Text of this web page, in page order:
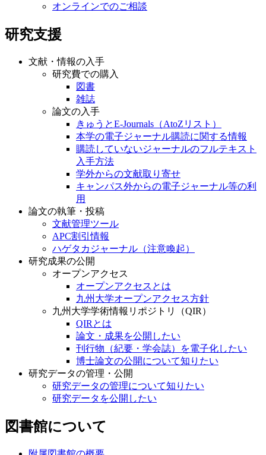
オンラインでのご相談
研究支援
文献・情報の入手
研究費での購入
図書
雑誌
論文の入手
きゅうとE-Journals（AtoZリスト）
本学の電子ジャーナル購読に関する情報
購読していないジャーナルのフルテキスト
入手方法
学外からの文献取り寄せ
キャンパス外からの電子ジャーナル等の利
用
論文の執筆・投稿
文献管理ツール
APC割引情報
ハゲタカジャーナル（注意喚起）
研究成果の公開
オープンアクセス
オープンアクセスとは
九州大学オープンアクセス方針
九州大学学術情報リポジトリ（QIR）
QIRとは
論文・成果を公開したい
刊行物（紀要・学会誌）を電子化したい
博士論文の公開について知りたい
研究データの管理・公開
研究データの管理について知りたい
研究データを公開したい
図書館について